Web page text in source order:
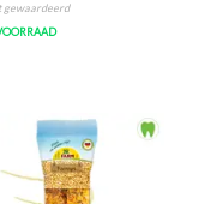
gewaardeerd